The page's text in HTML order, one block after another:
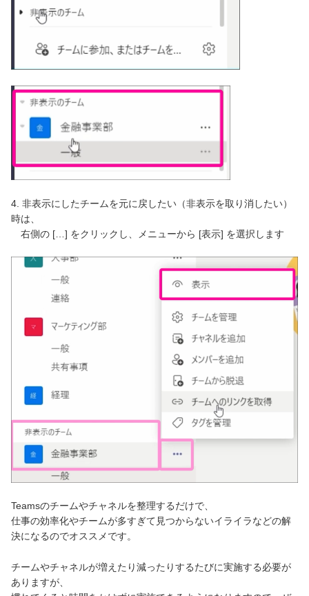
4. 非表示にしたチームを元に戻したい（非表示を取り消したい）
時は、
右側の […] をクリックし、メニューから [表示] を選択します
Teamsのチームやチャネルを整理するだけで、
仕事の効率化やチームが多すぎて見つからないイライラなどの解
決になるのでオススメです。
チームやチャネルが増えたり減ったりするたびに実施する必要が
ありますが、